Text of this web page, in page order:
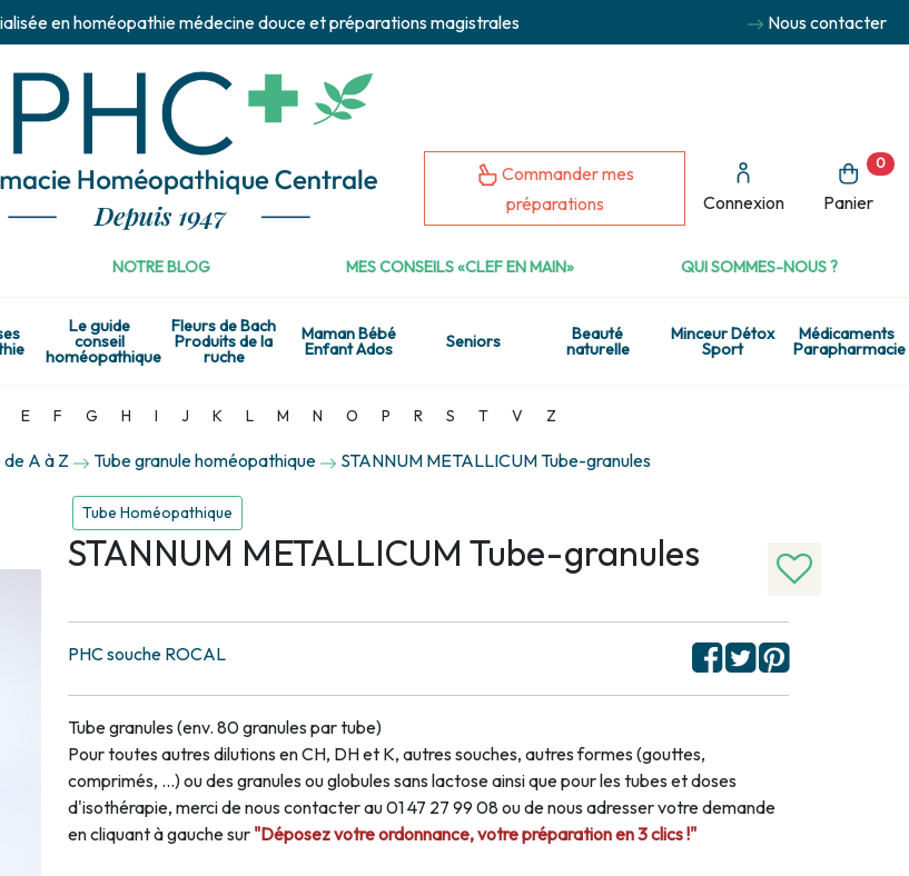
en homéopathie médecine douce et préparations magistrales Nous contacter
Commander mes
préparations
Connexion Panier
0
NOTRE BLOG MES CONSEILS «CLEF EN MAIN» QUI SOMMES-NOUS ?
Le guide
conseil
homéopathique
Fleurs de Bach
Produits de la
ruche
Maman Bébé
Enfant Ados Seniors Beauté
naturelle
Minceur Détox
Sport
Médicaments
Parapharmacie
E F G H I J K L M N O P R S T V Z
A à Z Tube granule homéopathique STANNUM METALLICUM Tube-granules
Tube Homéopathique
STANNUM METALLICUM Tube-granules
PHC souche ROCAL
Tube granules (env. 80 granules par tube)
Pour toutes autres dilutions en CH, DH et K, autres souches, autres formes (gouttes,
comprimés, …) ou des granules ou globules sans lactose ainsi que pour les tubes et doses
d'isothérapie, merci de nous contacter au 01 47 27 99 08 ou de nous adresser votre demande
en cliquant à gauche sur "Déposez votre ordonnance, votre préparation en 3 clics !"